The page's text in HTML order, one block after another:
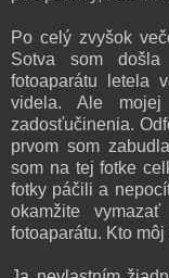
Po celý zvyšok
Sotva som
fotoaparátu letela
videla. Ale mojej
zadosťučinenia.
prvom som
som na tej fotke
fotky páčili a
okamžite
fotoaparátu. Kto